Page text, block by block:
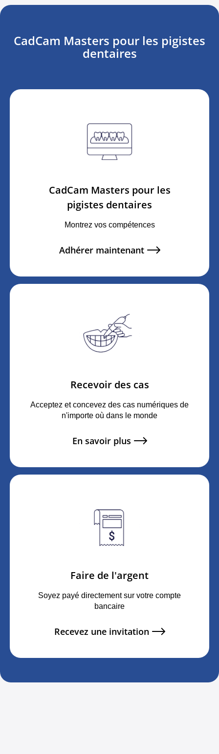
CadCam Masters pour les pigistes
dentaires
CadCam Masters pour les
pigistes dentaires
Montrez vos compétences
Adhérer maintenant
Recevoir des cas
Acceptez et concevez des cas numériques de
n'importe où dans le monde
En savoir plus
Faire de l'argent
Soyez payé directement sur votre compte
bancaire
Recevez une invitation